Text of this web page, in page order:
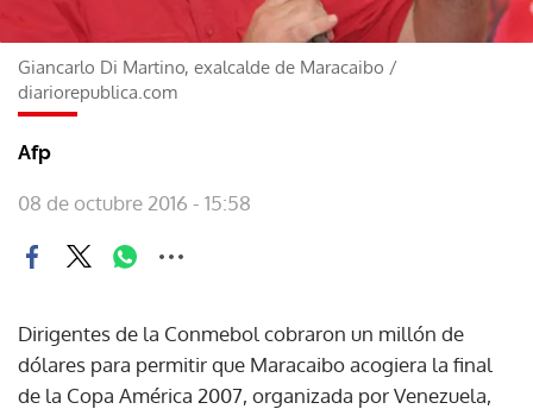
Giancarlo Di Martino, exalcalde de Maracaibo /
diariorepublica.com
Afp
08 de octubre 2016 - 15:58
Dirigentes de la Conmebol cobraron un millón de
dólares para permitir que Maracaibo acogiera la final
de la Copa América 2007, organizada por Venezuela,